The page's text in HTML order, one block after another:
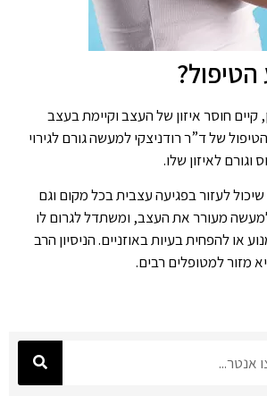
קיים חוסר איזון של העצב וקיימת בעצב
של ד”ר רודניצקי למעשה גורם לגירוי
לאיזון שלו.
שיכול לעזור בפגיעה עצבית בכל מקום וגם
למעשה מעורר את העצב, ומשתדל לגרום לו
או להפחית בעיות באוזניים. הניסיון הרב
מזור למטופלים רבים.